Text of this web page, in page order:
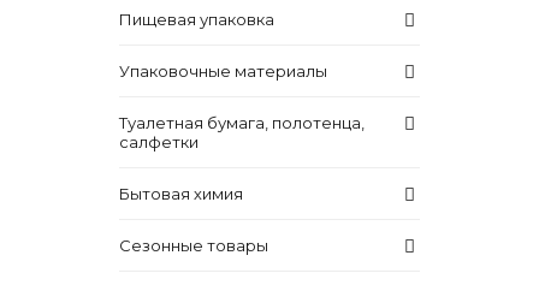
Пищевая упаковка
Упаковочные материалы
Туалетная бумага, полотенца,
салфетки
Бытовая химия
Сезонные товары